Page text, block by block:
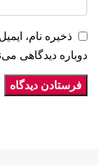
ذخیره نام،
دوباره دیدگاهی